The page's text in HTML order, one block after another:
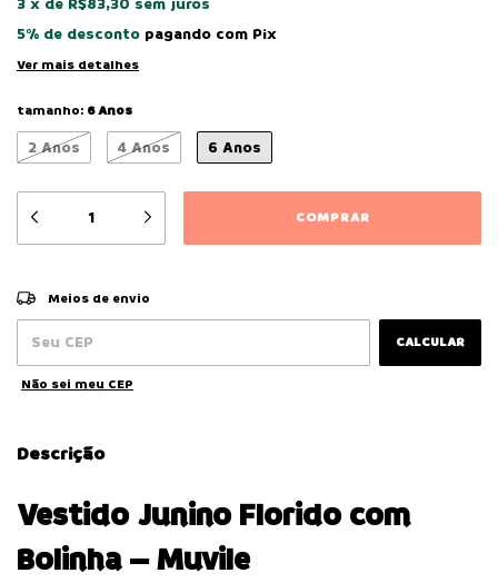
5% de desconto pagando com Pix
Ver mais detalhes
tamanho: 6 Anos
2 Anos 4 Anos 6 Anos
Entregas para o CEP:
Meios de envio
CALCULAR
Não sei meu CEP
Descrição
Vestido Junino Florido com
Bolinha – Muvile